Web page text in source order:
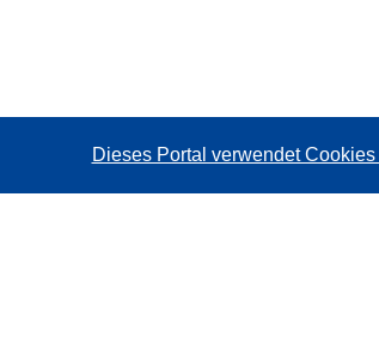
Dieses Portal verwendet Cookies